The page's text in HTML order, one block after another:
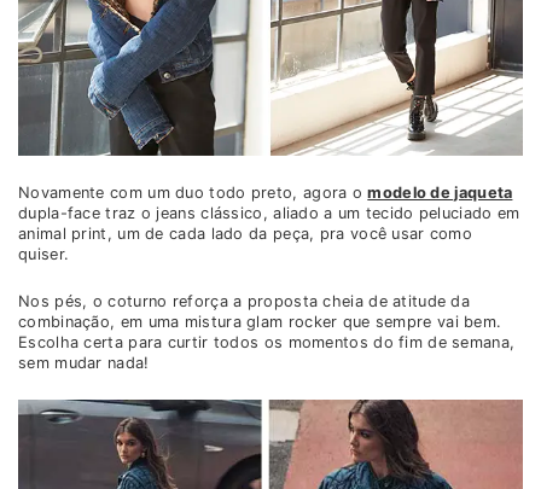
Novamente com um duo todo preto, agora omodelo de jaqueta
dupla-face traz o jeans clássico, aliado a um tecido peluciado em
animal print, um de cada lado da peça, pra você usar como
quiser.
Nos pés, o coturno reforça a proposta cheia de atitude da
combinação, em uma mistura glam rocker que sempre vai bem.
Escolha certa para curtir todos os momentos do fim de semana,
sem mudar nada!